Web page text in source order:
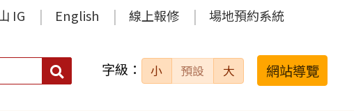
IG English 線上報修 場地預約系統
搜
字級： 小 預設 大 網站導覽